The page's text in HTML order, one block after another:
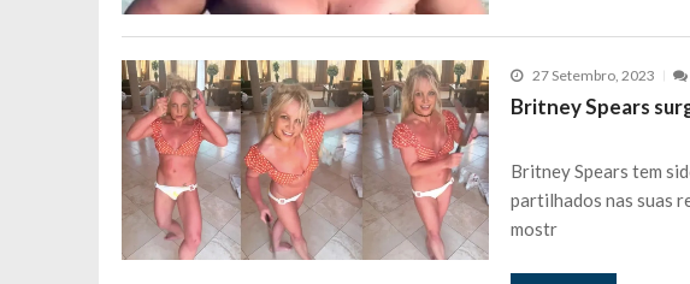
27 Setembro, 2023
Britney Spears
Britney Spears tem
partilhados nas suas
mostr